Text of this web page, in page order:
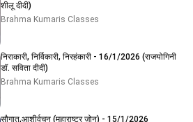
शीलू दीदी)
Brahma Kumaris Classes
निराकारी, निर्विकारी, निरहंकारी - 16/1/2026 (राजयोगिनी
डॉ. सविता दीदी)
Brahma Kumaris Classes
सौगात,आशीर्वचन (महाराष्ट्र ज़ोन) - 15/1/2026